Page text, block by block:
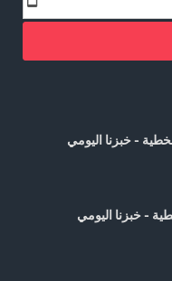
- خبزنا اليومي
- خبزنا اليومي